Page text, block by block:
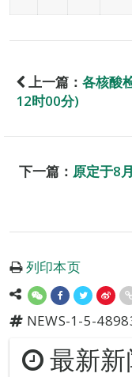
上一篇： 各核酸
12时00分)
下一篇： 原定于8
列印本页
NEWS-1-5-
最新新